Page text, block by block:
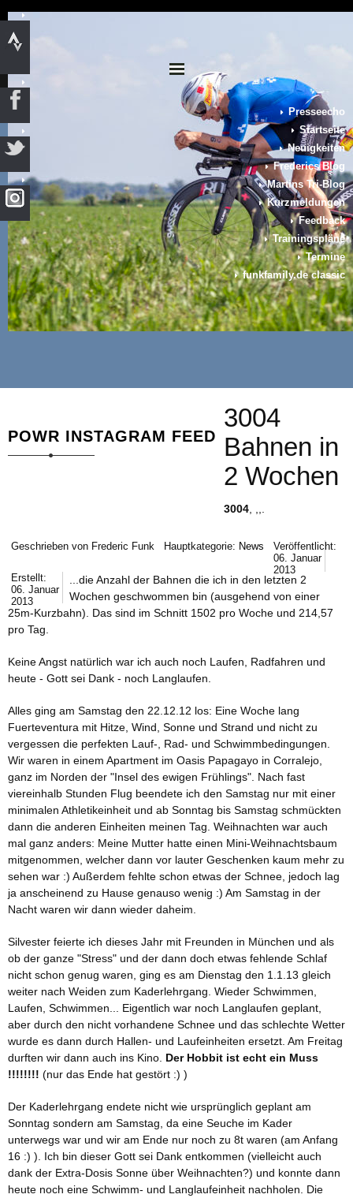
Presseecho
Startseite
Neuigkeiten
Frederics Blog
Martins Tri-Blog
Kurzmeldungen
Feedback
Trainingspläne
Termine
funkfamily.de classic
POWR INSTAGRAM FEED
3004
Bahnen in
2 Wochen
Geschrieben von Frederic Funk Hauptkategorie: News
Veröffentlicht:
06. Januar
2013
Erstellt:
06. Januar
2013
3004
...die Anzahl der Bahnen die ich in den letzten 2
Wochen geschwommen bin (ausgehend von einer
25m-Kurzbahn). Das sind im Schnitt 1502 pro Woche und 214,57
pro Tag.
Keine Angst natürlich war ich auch noch Laufen, Radfahren und
heute - Gott sei Dank - noch Langlaufen.
Alles ging am Samstag den 22.12.12 los: Eine Woche lang
Fuerteventura mit Hitze, Wind, Sonne und Strand und nicht zu
vergessen die perfekten Lauf-, Rad- und Schwimmbedingungen.
Wir waren in einem Apartment im Oasis Papagayo in Corralejo,
ganz im Norden der "Insel des ewigen Frühlings". Nach fast
viereinhalb Stunden Flug beendete ich den Samstag nur mit einer
minimalen Athletikeinheit und ab Sonntag bis Samstag schmückten
dann die anderen Einheiten meinen Tag. Weihnachten war auch
mal ganz anders: Meine Mutter hatte einen Mini-Weihnachtsbaum
mitgenommen, welcher dann vor lauter Geschenken kaum mehr zu
sehen war :) Außerdem fehlte schon etwas der Schnee, jedoch lag
ja anscheinend zu Hause genauso wenig :) Am Samstag in der
Nacht waren wir dann wieder daheim.
Silvester feierte ich dieses Jahr mit Freunden in München und als
ob der ganze "Stress" und der dann doch etwas fehlende Schlaf
nicht schon genug waren, ging es am Dienstag den 1.1.13 gleich
weiter nach Weiden zum Kaderlehrgang. Wieder Schwimmen,
Laufen, Schwimmen... Eigentlich war noch Langlaufen geplant,
aber durch den nicht vorhandene Schnee und das schlechte Wetter
wurde es dann durch Hallen- und Laufeinheiten ersetzt. Am Freitag
durften wir dann auch ins Kino. Der Hobbit ist echt ein Muss
!!!!!!!! (nur das Ende hat gestört :) )
Der Kaderlehrgang endete nicht wie ursprünglich geplant am
Sonntag sondern am Samstag, da eine Seuche im Kader
unterwegs war und wir am Ende nur noch zu 8t waren (am Anfang
16 :) ). Ich bin dieser Gott sei Dank entkommen (vielleicht auch
dank der Extra-Dosis Sonne über Weihnachten?) und konnte dann
heute noch eine Schwimm- und Langlaufeinheit nachholen . Die